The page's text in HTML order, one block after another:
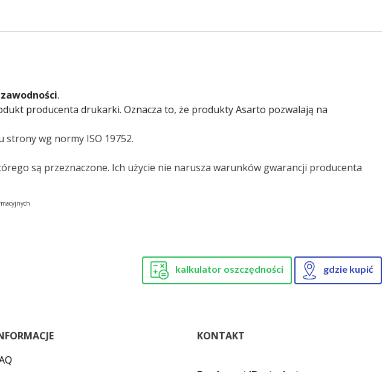
.
producenta drukarki. Oznacza to, że produkty Asarto pozwalają na
strony wg normy ISO 19752.
są przeznaczone. Ich użycie nie narusza warunków gwarancji producenta
kalkulator oszczędności gdzie kupić
KONTAKT